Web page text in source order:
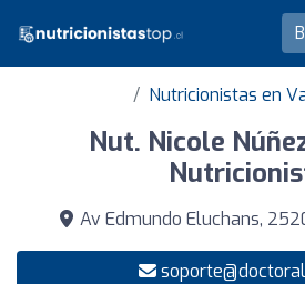
Nutricionistas en
Nut. Nicole
Av Edmundo Eluchans,